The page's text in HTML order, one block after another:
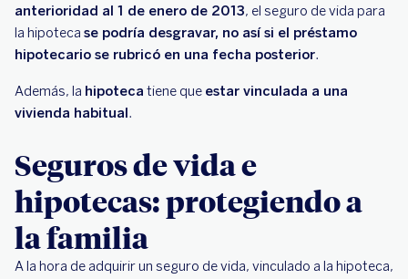
anterioridad al 1 de enero de 2013, el seguro de vida para
la hipoteca se podría desgravar, no así si el préstamo
hipotecario se rubricó en una fecha posterior.
Además, la hipoteca tiene que estar vinculada a una
vivienda habitual.
Seguros de vida e
hipotecas: protegiendo a
la familia
A la hora de adquirir un seguro de vida, vinculado a la hipoteca,